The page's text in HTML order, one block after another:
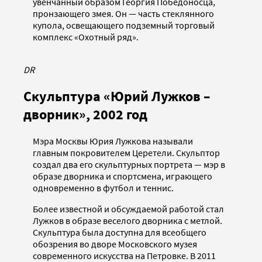
пронзающего змея. Он — часть стеклянного
купола, освещающего подземный торговый
комплекс «Охотный ряд».
DR
Скульптура «Юрий Лужков –
дворник», 2002 год
Мэра Москвы Юрия Лужкова называли
главным покровителем Церетели. Скульптор
создал два его скульптурных портрета — мэр в
образе дворника и спортсмена, играющего
одновременно в футбол и теннис.
Более известной и обсуждаемой работой стал
Лужков в образе веселого дворника с метлой.
Скульптура была доступна для всеобщего
обозрения во дворе Московского музея
современного искусства на Петровке. В 2011